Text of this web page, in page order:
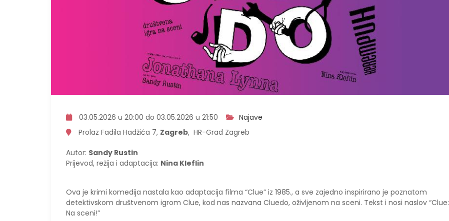
03.05.2026 u 20:00 do 03.05.2026 u 21:50
Najave
Prolaz Fadila Hadžića 7, Zagreb, HR-Grad Zagreb
Autor: Sandy Rustin
Prijevod, režija i adaptacija: Nina Kleflin
Ova je krimi komedija nastala kao adaptacija filma “Clue” iz 1985., a sve zajedno inspirirano je poznatom
detektivskom društvenom igrom Clue, kod nas nazvana Cluedo, oživljenom na sceni. Tekst i nosi naslov “Clue:
Na sceni!”